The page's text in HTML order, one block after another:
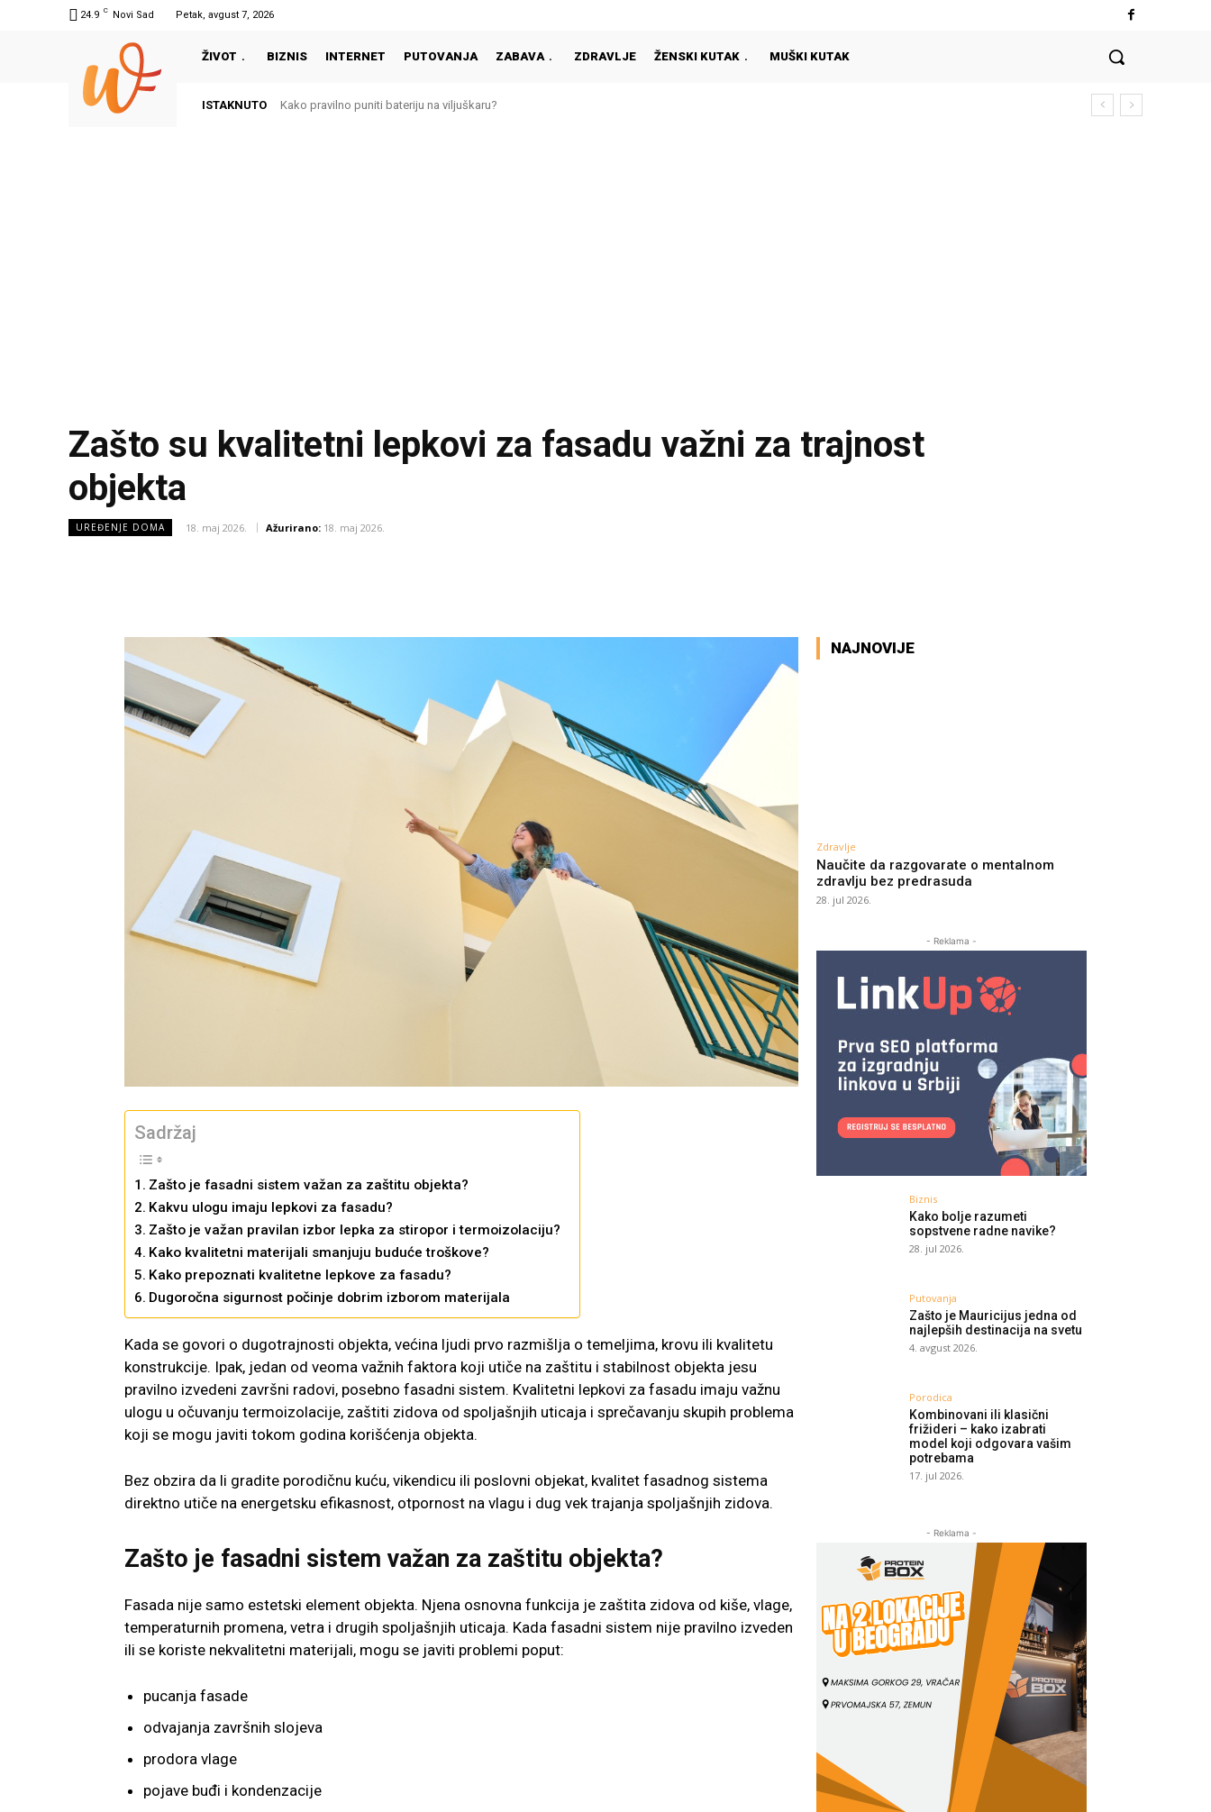
24.9 C Novi Sad Petak, avgust 7, 2026
ŽIVOT BIZNIS INTERNET PUTOVANJA ZABAVA ZDRAVLJE ŽENSKI KUTAK MUŠKI KUTAK
ISTAKNUTO Kako pravilno puniti bateriju na viljuškaru?
Zašto su kvalitetni lepkovi za fasadu važni za trajnost
objekta
UREĐENJE DOMA 18. maj 2026. Ažurirano: 18. maj 2026.
Sadržaj
Zašto je fasadni sistem važan za zaštitu objekta?
Kakvu ulogu imaju lepkovi za fasadu?
Zašto je važan pravilan izbor lepka za stiropor i termoizolaciju?
Kako kvalitetni materijali smanjuju buduće troškove?
Kako prepoznati kvalitetne lepkove za fasadu?
Dugoročna sigurnost počinje dobrim izborom materijala
Kada se govori o dugotrajnosti objekta, većina ljudi prvo razmišlja o temeljima, krovu ili kvalitetu
konstrukcije. Ipak, jedan od veoma važnih faktora koji utiče na zaštitu i stabilnost objekta jesu
pravilno izvedeni završni radovi, posebno fasadni sistem. Kvalitetni lepkovi za fasadu imaju važnu
ulogu u očuvanju termoizolacije, zaštiti zidova od spoljašnjih uticaja i sprečavanju skupih problema
koji se mogu javiti tokom godina korišćenja objekta.
Bez obzira da li gradite porodičnu kuću, vikendicu ili poslovni objekat, kvalitet fasadnog sistema
direktno utiče na energetsku efikasnost, otpornost na vlagu i dug vek trajanja spoljašnjih zidova.
Zašto je fasadni sistem važan za zaštitu objekta?
Fasada nije samo estetski element objekta. Njena osnovna funkcija je zaštita zidova od kiše, vlage,
temperaturnih promena, vetra i drugih spoljašnjih uticaja. Kada fasadni sistem nije pravilno izveden
ili se koriste nekvalitetni materijali, mogu se javiti problemi poput:
pucanja fasade
odvajanja završnih slojeva
prodora vlage
pojave buđi i kondenzacije
NAJNOVIJE
Zdravlje
Naučite da razgovarate o mentalnom
zdravlju bez predrasuda
28. jul 2026.
- Reklama -
Biznis
Kako bolje razumeti
sopstvene radne navike?
28. jul 2026.
Putovanja
Zašto je Mauricijus jedna od
najlepših destinacija na svetu
4. avgust 2026.
Porodica
Kombinovani ili klasični
frižideri – kako izabrati
model koji odgovara vašim
potrebama
17. jul 2026.
- Reklama -